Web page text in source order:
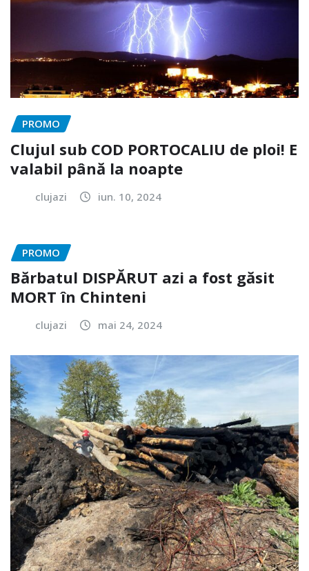
PROMO
Clujul sub COD PORTOCALIU de ploi! E
valabil până la noapte
clujazi iun. 10, 2024
PROMO
Bărbatul DISPĂRUT azi a fost găsit
MORT în Chinteni
clujazi mai 24, 2024